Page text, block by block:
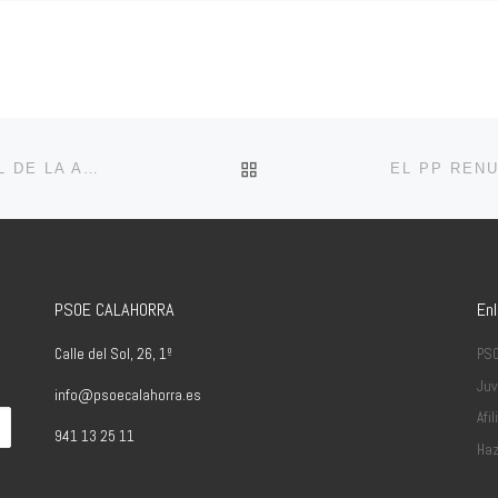
VOLVER A LA LISTA DE
PSOE CALAHORRA
Calle del Sol, 26, 1º
info@psoecalahorra.es
941 13 25 11